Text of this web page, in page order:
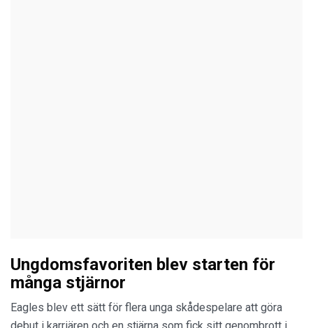
Ungdomsfavoriten blev starten för
många stjärnor
Eagles blev ett sätt för flera unga skådespelare att göra
debut i karriären och en stjärna som fick sitt genombrott i